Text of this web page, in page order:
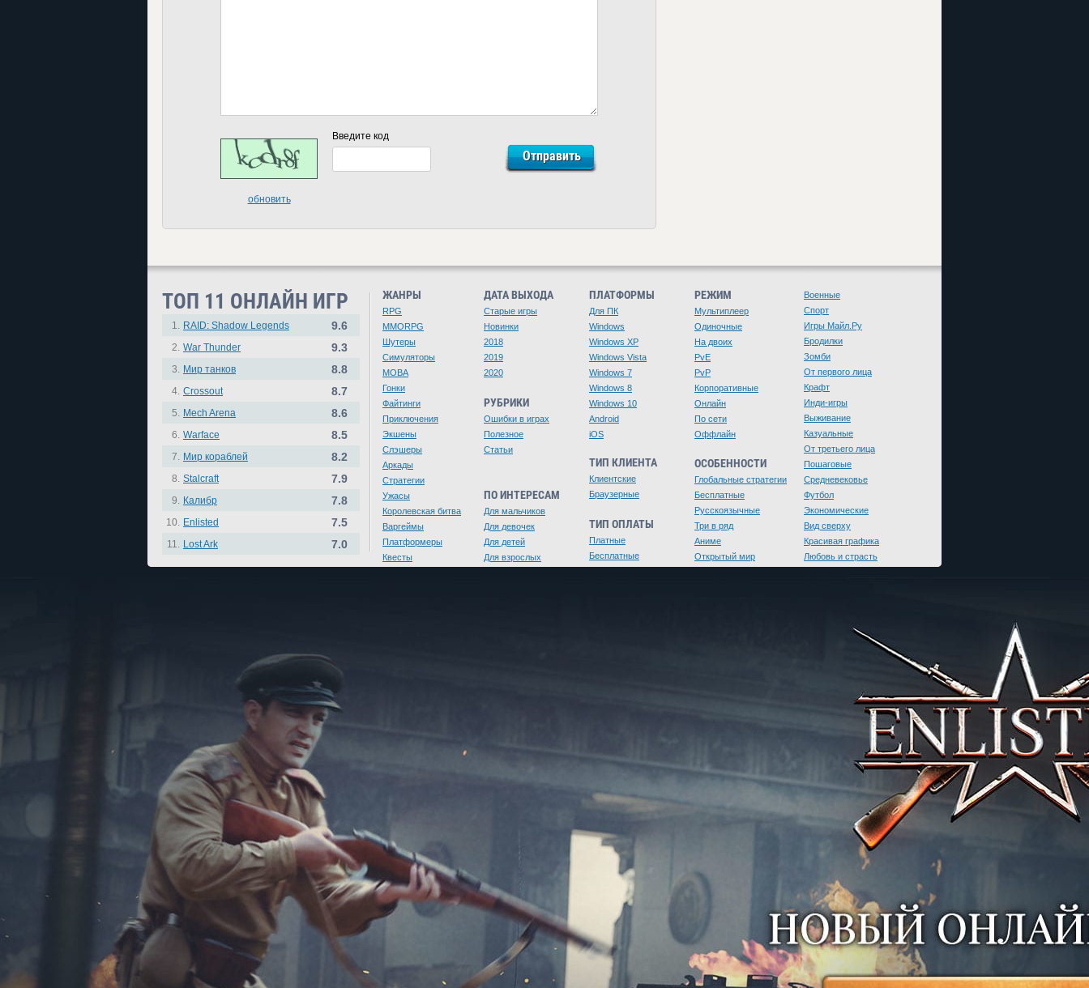
обновить
Введите код
ТОП 11 ОНЛАЙН ИГР
1. RAID: Shadow Legends 9.6
2. War Thunder 9.3
3. Мир танков 8.8
4. Crossout 8.7
5. Mech Arena 8.6
6. Warface 8.5
7. Мир кораблей 8.2
8. Stalcraft 7.9
9. Калибр 7.8
10. Enlisted 7.5
11. Lost Ark 7.0
ЖАНРЫ
RPG
MMORPG
Шутеры
Симуляторы
MOBA
Гонки
Файтинги
Приключения
Экшены
Слэшеры
Аркады
Стратегии
Ужасы
Королевская битва
Варгеймы
Платформеры
Квесты
ДАТА ВЫХОДА
Старые игры
Новинки
2018
2019
2020
РУБРИКИ
Ошибки в играх
Полезное
Статьи
ПО ИНТЕРЕСАМ
Для мальчиков
Для девочек
Для детей
Для взрослых
ПЛАТФОРМЫ
Для ПК
Windows
Windows XP
Windows Vista
Windows 7
Windows 8
Windows 10
Android
iOS
ТИП КЛИЕНТА
Клиентские
Браузерные
ТИП ОПЛАТЫ
Платные
Бесплатные
РЕЖИМ
Мультиплеер
Одиночные
На двоих
PvE
PvP
Корпоративные
Онлайн
По сети
Оффлайн
ОСОБЕННОСТИ
Глобальные стратегии
Бесплатные
Русскоязычные
Три в ряд
Аниме
Открытый мир
Военные
Спорт
Игры Майл.Ру
Бродилки
Зомби
От первого лица
Крафт
Инди-игры
Выживание
Казуальные
От третьего лица
Пошаговые
Средневековье
Футбол
Экономические
Вид сверху
Красивая графика
Любовь и страсть